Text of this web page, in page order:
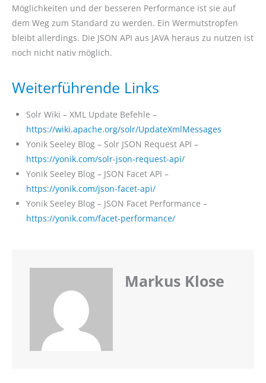
Möglichkeiten und der besseren Performance ist sie auf
dem Weg zum Standard zu werden. Ein Wermutstropfen
bleibt allerdings. Die JSON API aus JAVA heraus zu nutzen ist
noch nicht nativ möglich.
Weiterführende Links
Solr Wiki – XML Update Befehle –
https://wiki.apache.org/solr/UpdateXmlMessages
Yonik Seeley Blog – Solr JSON Request API –
https://yonik.com/solr-json-request-api/
Yonik Seeley Blog – JSON Facet API –
https://yonik.com/json-facet-api/
Yonik Seeley Blog – JSON Facet Performance –
https://yonik.com/facet-performance/
Markus Klose